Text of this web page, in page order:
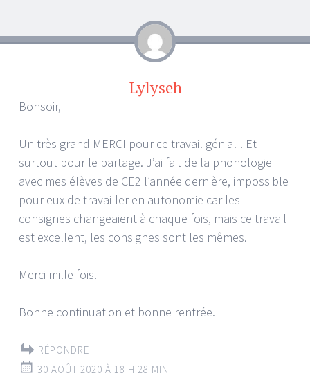
Lylyseh
Bonsoir,
Un très grand MERCI pour ce travail génial ! Et
surtout pour le partage. J’ai fait de la phonologie
avec mes élèves de CE2 l’année dernière, impossible
pour eux de travailler en autonomie car les
consignes changeaient à chaque fois, mais ce travail
est excellent, les consignes sont les mêmes.
Merci mille fois.
Bonne continuation et bonne rentrée.
RÉPONDRE
30 AOÛT 2020 À 18 H 28 MIN